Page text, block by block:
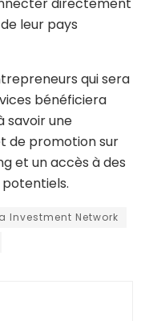
leur pays
qui sera
bénéficiera
savoir une
de promotion sur
et un accès à des
Investment Network